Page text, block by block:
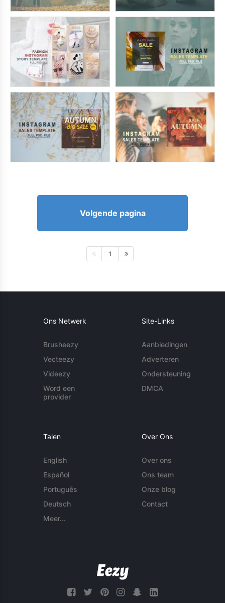
Volgende pagina
1
Ons Netwerk
Brusheezy
Vecteezy
Videezy
Word een
provider
Site-Links
Aanbiedingen
Adverteren
Ondersteuning
DMCA
Talen
English
Español
Português
Deutsch
Meer...
Over Ons
Over ons
Ons team
Onze blog
Contact